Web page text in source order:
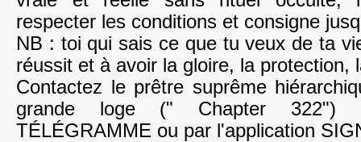
respecter les conditions et consigne
NB : toi qui sais ce que tu veux de ta
réussit et à avoir la gloire, la protection,
Contactez le prêtre suprême
grande loge (" Chapter 322")
TÉLÉGRAMME ou par l'application